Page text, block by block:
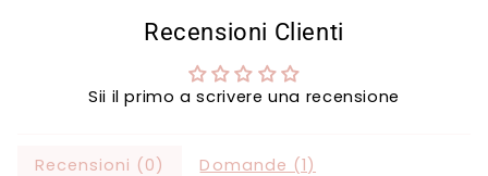
Recensioni Clienti
Sii il primo a scrivere una recensione
Recensioni ( 0) Domande (1)